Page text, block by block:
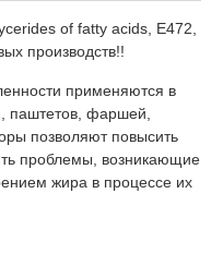
of fatty acids, Е472,
производств!!
применяются в
паштетов, фаршей,
позволяют повысить
проблемы, возникающие
жира в процессе их